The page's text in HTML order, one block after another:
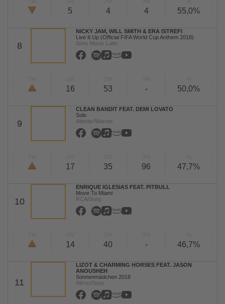
5 4 4 55,0%
8
NICKY JAM, WILL SMITH & ERA ISTREFI
Live It Up (Official FIFA World Cup Anthem 2018)
Sony Music Latin
16 53 - 50,0%
9
CLEAN BANDIT FEAT. DEMI LOVATO
Solo
Atlantic/Warner
17 35 96 47,7%
10
ENRIQUE IGLESIAS FEAT. PITBULL
Move To Miami
RCA/Sony
14 40 - 46,7%
11
LIZOT & CHARMING HORSES FEAT. JASON
ANOUSHEH
Sonnenmädchen 2018
Nitron/Sony